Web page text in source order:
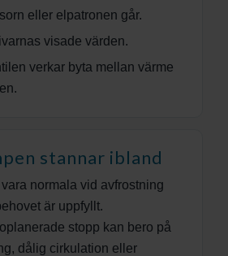
eller elpatronen går.
visade värden.
verkar byta mellan värme
stannar ibland
normala vid avfrostning
är uppfyllt.
stopp kan bero på
dålig cirkulation eller